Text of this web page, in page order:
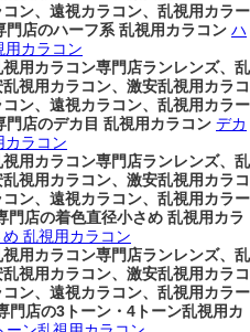
ン、遠視カラコン、乱視用カラー
店のハーフ系 乱視用カラコン ハ
用カラコン
用カラコン専門店ランレンズ、乱
視用カラコン、激安乱視用カラコ
ン、遠視カラコン、乱視用カラー
門店のデカ目 乱視用カラコン デカ
カラコン
用カラコン専門店ランレンズ、乱
視用カラコン、激安乱視用カラコ
ン、遠視カラコン、乱視用カラー
門店の着色直径小さめ 乱視用カラ
乱視用カラコン
用カラコン専門店ランレンズ、乱
視用カラコン、激安乱視用カラコ
ン、遠視カラコン、乱視用カラー
門店の3トーン・4トーン乱視用カ